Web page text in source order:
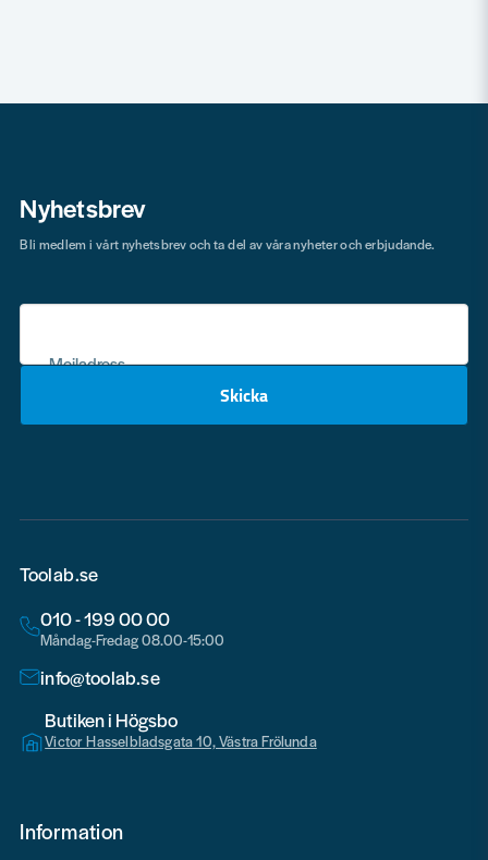
Nyhetsbrev
Mejladress
Skicka
Bli medlem i vårt nyhetsbrev och ta del av våra nyheter och erbjudande.
Toolab.se
010 - 199 00 00
Måndag-Fredag 08.00-15:00
info@toolab.se
Butiken i Högsbo
Victor Hasselbladsgata 10, Västra Frölunda
Information